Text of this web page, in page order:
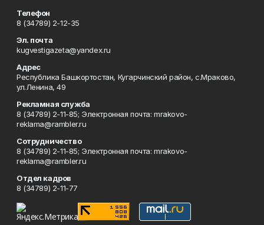
Телефон
8 (34789) 2-12-35
Эл. почта
kugvestigazeta@yandex.ru
Адрес
Республика Башкортостан, Кугарчинский район, с.Мраково,
ул.Ленина, 49
Рекламная служба
8 (34789) 2-11-85; Электронная почта: mrakovo-
reklama@rambler.ru
Сотрудничество
8 (34789) 2-11-85; Электронная почта: mrakovo-
reklama@rambler.ru
Отдел кадров
8 (34789) 2-11-77